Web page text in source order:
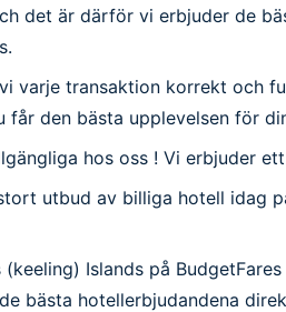
det är därför vi erbjuder de
varje transaktion korrekt och
den bästa upplevelsen för
hos oss ! Vi erbjuder
utbud av billiga hotell idag
Islands på
bästa hotellerbjudandena